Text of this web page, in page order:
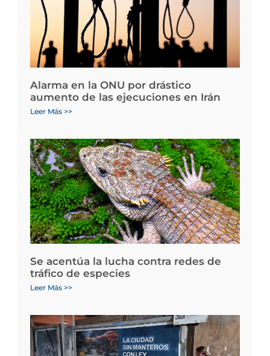
Alarma en la ONU por drástico
aumento de las ejecuciones en Irán
Leer Más >>
Se acentúa la lucha contra redes de
tráfico de especies
Leer Más >>